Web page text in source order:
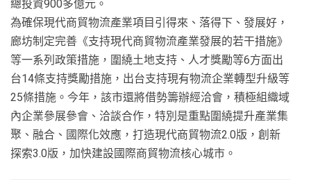
總投資900多億元。
為確保現代商貿物流產業項目引得來、落得下、發展好，
廊坊制定完善《支持現代商貿物流產業發展的若干措施》
等一系列政策措施，圍繞土地支持、人才獎勵等6方面出
台14條支持獎勵措施，出台支持現有物流企業轉型升級等
25條措施。今年，該市還將借勢籌辦經洽會，積極組織域
內企業參展參會、洽談合作，特別是重點圍繞提升產業集
聚、融合、國際化效應，打造現代商貿物流2.0版，創新
探索3.0版，加快建設國際商貿物流核心城市。